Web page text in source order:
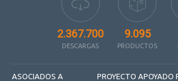
2.367.700
DESCARGAS
9.095
PRODUCTOS
ASOCIADOS A PROYECTO APOYADO